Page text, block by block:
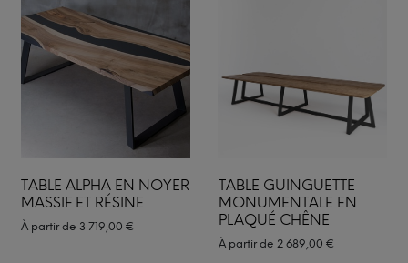
TABLE ALPHA EN NOYER
MASSIF ET RÉSINE
À partir de 3 719,00 €
TABLE GUINGUETTE
MONUMENTALE EN
PLAQUÉ CHÊNE
À partir de 2 689,00 €